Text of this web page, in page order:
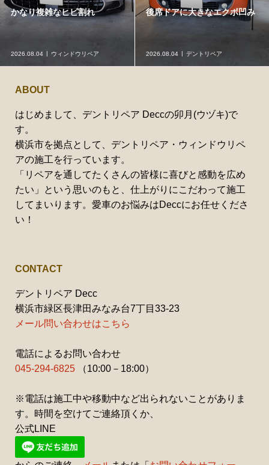
かなり複雑なヒビ割れ
2026.08.04 ウィンドウリペア
後席ドアに大きなエクボ凹み
2026.08.04 デントリペア
ABOUT
はじめまして、デントリペア Deccの卯月(ウヅキ)で
す。
横浜市を拠点として、デントリペア・ウィンドウリペ
アの施工を行っています。
「リペアを通してたくさんの皆様に喜びと感動を広め
たい」という思いのもと、仕上がりにこだわって施工
してまいります。愛車のお悩みはDeccにお任せくださ
い！
CONTACT
デントリペア Decc
横浜市緑区長津田みなみ台7丁目33-23
メール問い合わせはこちら
電話によるお問い合わせ
045-294-6825（10:00－18:00）
※電話は施工中や移動中など出られないことがありま
す。時間を空けてご連絡頂くか、
公式LINE